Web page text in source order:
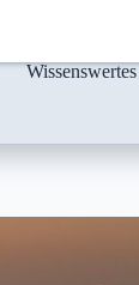
Wissenswertes